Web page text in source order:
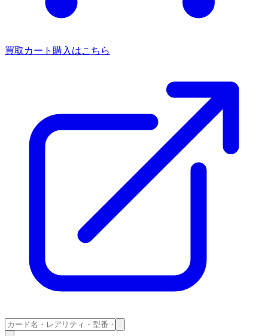
買取カート 購入はこちら